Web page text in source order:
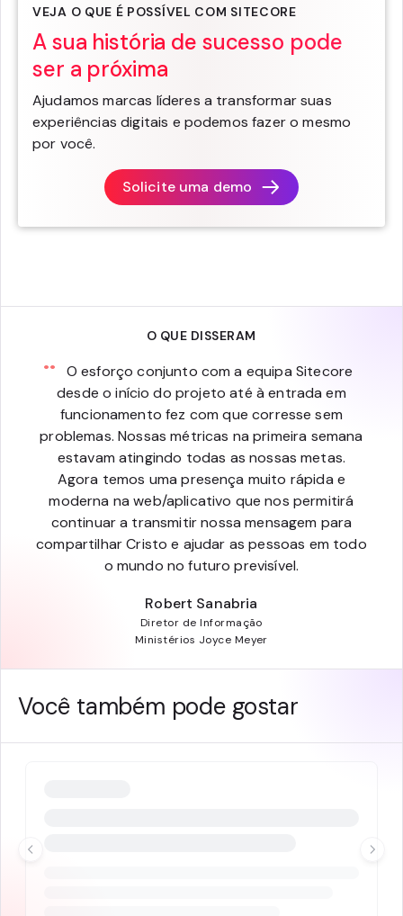
VEJA O QUE É POSSÍVEL COM SITECORE
A sua história de sucesso pode
ser a próxima
Ajudamos marcas líderes a transformar suas
experiências digitais e podemos fazer o mesmo
por você.
Solicite uma demo
O QUE DISSERAM
O esforço conjunto com a equipa Sitecore
desde o início do projeto até à entrada em
funcionamento fez com que corresse sem
problemas. Nossas métricas na primeira semana
estavam atingindo todas as nossas metas.
Agora temos uma presença muito rápida e
moderna na web/aplicativo que nos permitirá
continuar a transmitir nossa mensagem para
compartilhar Cristo e ajudar as pessoas em todo
o mundo no futuro previsível.
Robert Sanabria
Diretor de Informação
Ministérios Joyce Meyer
Você também pode gostar